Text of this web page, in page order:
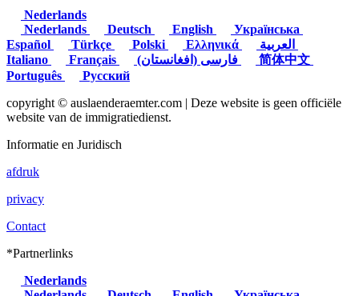
Nederlands
Nederlands
Deutsch English
Українська
Español
Türkçe Polski Ελληνικά
Italiano
Français
简体中文
Português
Русский
copyright © auslaenderaemter.com | Deze website is geen officiële
website van de immigratiedienst.
Informatie en Juridisch
afdruk
privacy
Contact
*Partnerlinks
Nederlands